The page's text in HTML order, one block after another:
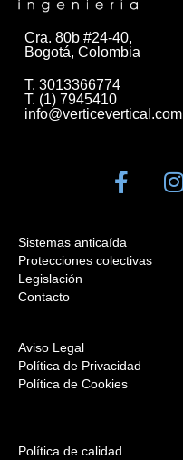
Cra. 80b #24-40,
Bogotá, Colombia
T. 3013366774
T. (1) 7945410
info@verticevertical.com
Sistemas anticaída
Protecciones colectivas
Legislación
Contacto
Aviso Legal
Política de Privacidad
Política de Cookies
Política de calidad